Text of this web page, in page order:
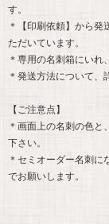
す。
＊【印刷依頼】から
ただいています。
＊専用の名刺箱にいれ
＊発送方法について、
【ご注意点】
＊画面上の名刺の色と
下さい。
＊セミオーダー名刺に
でお願いします。